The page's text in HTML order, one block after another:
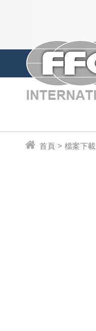
首頁 > 檔案下載